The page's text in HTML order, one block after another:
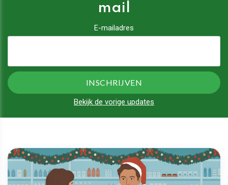
mail
E-mailadres
Bekijk de vorige updates